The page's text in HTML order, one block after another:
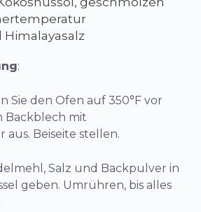
:
Sie den Ofen auf 350°F vor
Backblech mit
aus. Beiseite stellen.
Salz und Backpulver in
geben. Umrühren, bis alles